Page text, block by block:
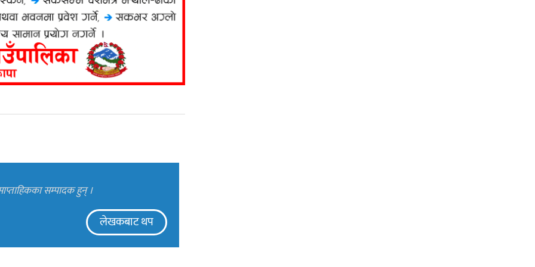
सम्पादक हुन् ।
लेखकबाट थप